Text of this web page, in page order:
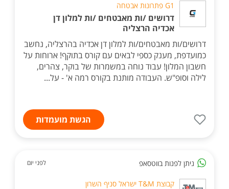
G1 פתרונות אבטחה
דרושים /ות מאבטחים /ות למלון דן
אכדיה הרצליה
דרושים/ות מאבטחים/ות למלון דן אכדיה בהרצליה, נחשב
כמועדפת, מענק כספי לבאים עם קורס בתוקף! ארוחות על
חשבון המלון! עבוד נוחה במשמרות של בוקר, צהרים,
לילה וסופ"ש. העבודה מותנת בקורס רמה א' - על...
הגשת מועמדות
ניתן לפנות בווטסאפ לפני יום
קבוצת T&M ישראל סניף השרון